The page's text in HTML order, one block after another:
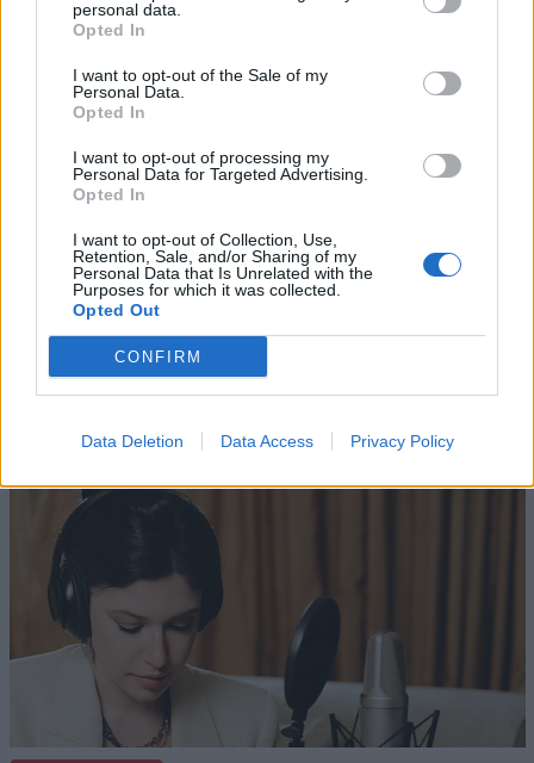
personal data.
Opted In
I want to opt-out of the Sale of my
Personal Data.
Opted In
I want to opt-out of processing my
Personal Data for Targeted Advertising.
Opted In
I want to opt-out of Collection, Use,
Retention, Sale, and/or Sharing of my
Personal Data that Is Unrelated with the
Purposes for which it was collected.
Opted Out
CONFIRM
Data Deletion Data Access Privacy Policy
editoriali in asset multimediali capaci di aumentare
visibilità, reach e capacità distributiva, ottimizzando al
tempo stesso tempi e costi di produzione grazie
all’intelligenza artificiale.
TECH